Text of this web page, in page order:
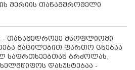
მერიის თანამშრომელი
- თანამედროვე მსოფლიოში
გაცილებით ფართო ცნებაა
საფრთხეებთან ბრძოლას,
დასუსტებაა -